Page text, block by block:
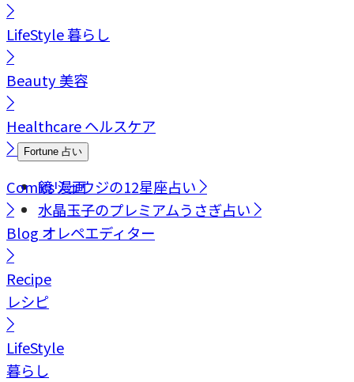
LifeStyle暮らし
Beauty美容
Healthcareヘルスケア
Fortune 占い
鏡リュウジの12星座占い
水晶玉子のプレミアムうさぎ占い
Comics漫画
Blog オレペエディター
Recipe
レシピ
LifeStyle
暮らし